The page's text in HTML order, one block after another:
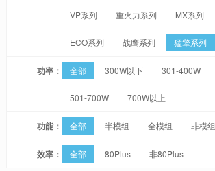
VP系列 重火力系列 MX系列
ECO系列 战鹰系列 猛擎系列
功率： 全部 300W以下 301-400W
501-700W 700W以上
功能： 全部 半模组 全模组 非模组
效率： 全部 80Plus 非80Plus